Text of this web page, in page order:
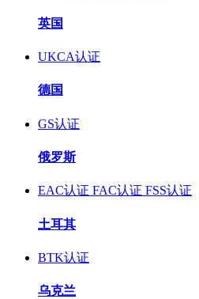
英国
UKCA认证
德国
GS认证
俄罗斯
EAC认证 FAC认证 FSS认证
土耳其
BTK认证
乌克兰